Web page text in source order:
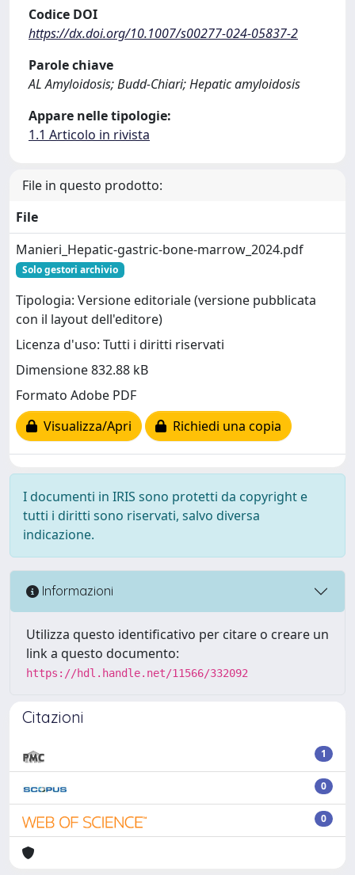
Codice DOI
https://dx.doi.org/10.1007/s00277-024-05837-2
Parole chiave
AL Amyloidosis; Budd-Chiari; Hepatic amyloidosis
Appare nelle tipologie:
1.1 Articolo in rivista
File in questo prodotto:
File
Manieri_Hepatic-gastric-bone-marrow_2024.pdf
Solo gestori archivio
Tipologia: Versione editoriale (versione pubblicata
con il layout dell'editore)
Licenza d'uso: Tutti i diritti riservati
Dimensione 832.88 kB
Formato Adobe PDF
Visualizza/Apri
Richiedi una copia
I documenti in IRIS sono protetti da copyright e
tutti i diritti sono riservati, salvo diversa
indicazione.
Informazioni
Utilizza questo identificativo per citare o creare un
link a questo documento:
https://hdl.handle.net/11566/332092
Citazioni
1
0
0